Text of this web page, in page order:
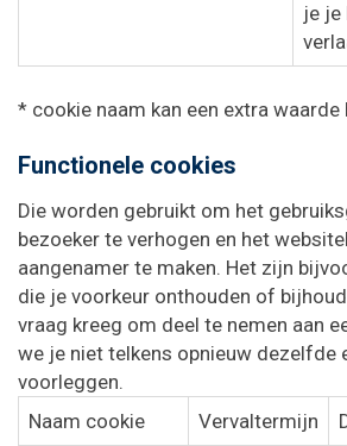
je je
* cookie naam kan een extra waarde
Functionele cookies
Die worden gebruikt om het
bezoeker te verhogen en het
aangenamer te maken. Het zijn
die je voorkeur onthouden of
vraag kreeg om deel te nemen aan
we je niet telkens opnieuw dezelfde
voorleggen.
Naam cookie
Vervaltermijn